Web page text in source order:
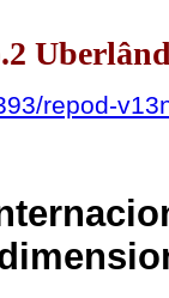
repod-